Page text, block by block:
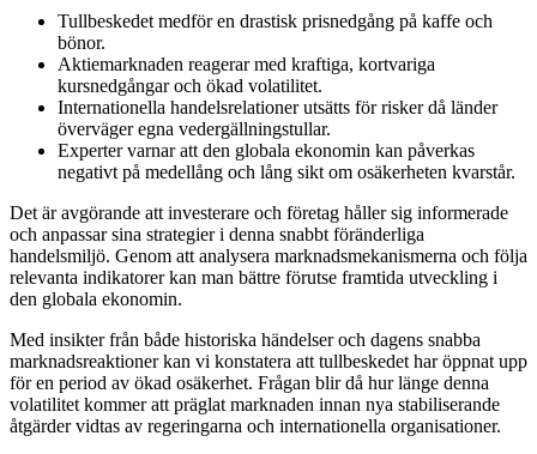
Tullbeskedet medför en drastisk prisnedgång på kaffe och
bönor.
Aktiemarknaden reagerar med kraftiga, kortvariga
kursnedgångar och ökad volatilitet.
Internationella handelsrelationer utsätts för risker då länder
överväger egna vedergällningstullar.
Experter varnar att den globala ekonomin kan påverkas
negativt på medellång och lång sikt om osäkerheten kvarstår.
Det är avgörande att investerare och företag håller sig informerade
och anpassar sina strategier i denna snabbt föränderliga
handelsmiljö. Genom att analysera marknadsmekanismerna och följa
relevanta indikatorer kan man bättre förutse framtida utveckling i
den globala ekonomin.
Med insikter från både historiska händelser och dagens snabba
marknadsreaktioner kan vi konstatera att tullbeskedet har öppnat upp
för en period av ökad osäkerhet. Frågan blir då hur länge denna
volatilitet kommer att präglat marknaden innan nya stabiliserande
åtgärder vidtas av regeringarna och internationella organisationer.